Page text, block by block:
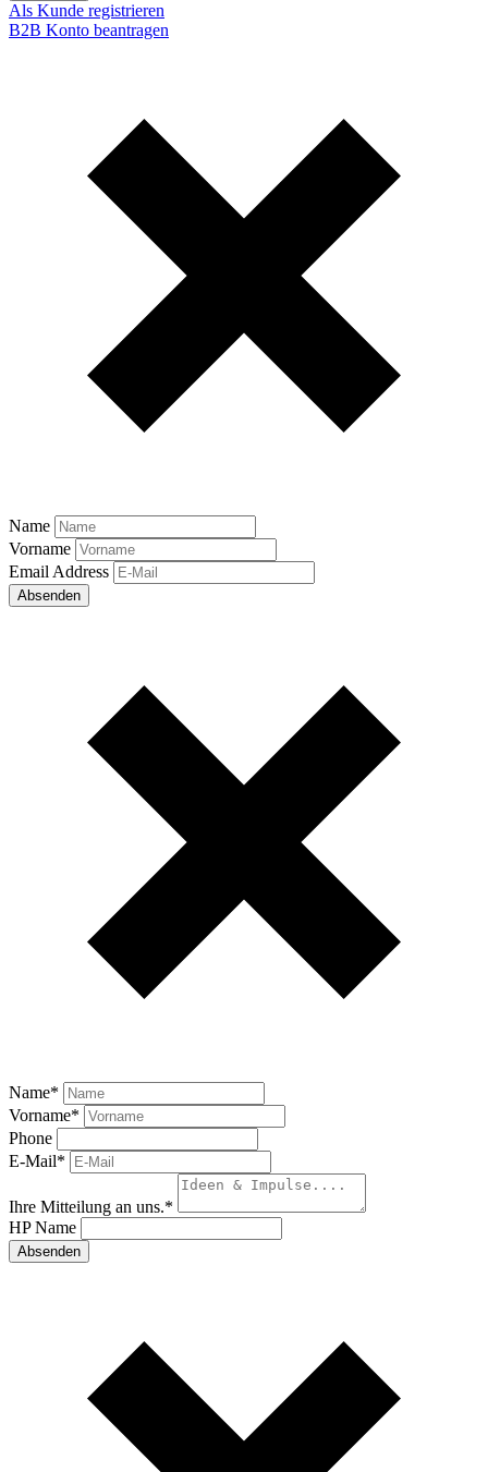
Als Kunde registrieren
B2B Konto beantragen
Name
Vorname
Email Address
Name*
Vorname*
Phone
E-Mail*
Ihre Mitteilung an uns.*
HP Name
Absenden